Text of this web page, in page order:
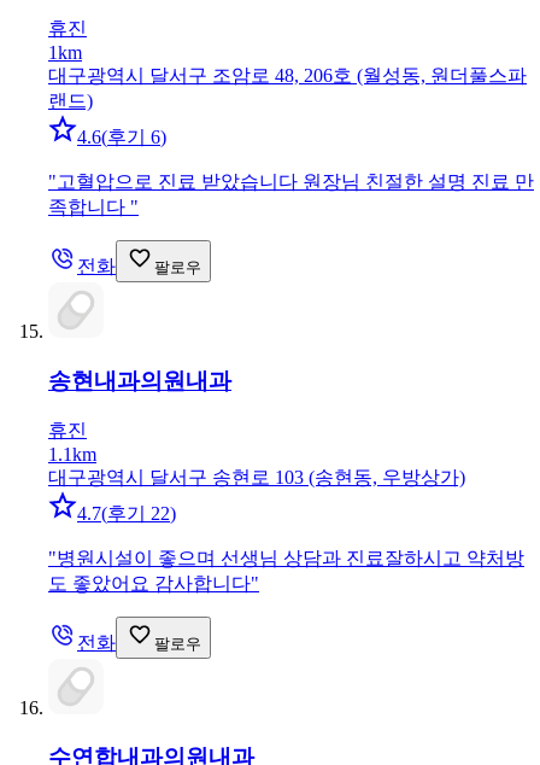
휴진
1km
대구광역시 달서구 조암로 48, 206호 (월성동, 원더풀스파
랜드)
4.6(후기 6)
"고혈압으로 진료 받았습니다 원장님 친절한 설명 진료 만
족합니다 "
전화 팔로우
송현내과의원 내과
휴진
1.1km
대구광역시 달서구 송현로 103 (송현동, 우방상가)
4.7(후기 22)
"병원시설이 좋으며 선생님 상담과 진료잘하시고 약처방
도 좋았어요 감사합니다"
전화 팔로우
수연합내과의원 내과